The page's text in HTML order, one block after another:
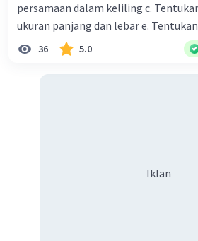
persamaan dalam keliling c.
ukuran panjang dan lebar e.
36 5.0
Iklan